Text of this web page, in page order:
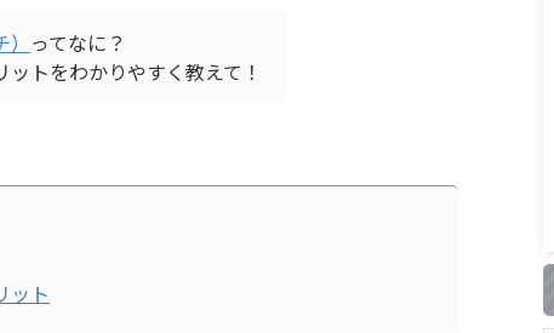
ってなに？
ットをわかりやすく教えて！
ット